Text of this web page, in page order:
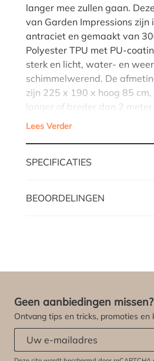
langer mee zullen gaan.
van Garden Impressions zijn
antraciet en gemaakt van
Polyester TPU met PU-
sterk en licht, water- en
schimmelwerend. De
zijn 225 x 190 x hoog 85
langer of breder dan 2 meter
Lees Verder
SPECIFICATIES
BEOORDELINGEN
Geen aanbiedingen missen?
Ontvang tips en tricks, promoties en